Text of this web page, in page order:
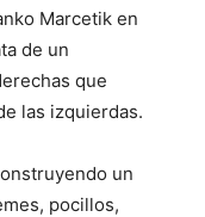
Marcetik en
de un
que
las izquierdas.
un
pocillos,